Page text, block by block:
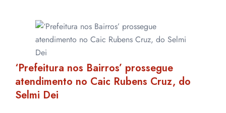
‘Prefeitura nos Bairros’ prossegue
atendimento no Caic Rubens Cruz, do
Selmi Dei